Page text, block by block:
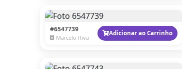
#6547739
Marcelo Riva
Adicionar ao Carrinho